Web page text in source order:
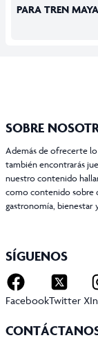
PARA TREN MAYA
SOBRE
Además de ofrecerte
también encontrarás
nuestro contenido
como contenido sobre
gastronomía, bienestar
SÍGUENOS
FacebookTwitter X